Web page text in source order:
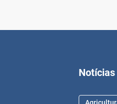
Notícias